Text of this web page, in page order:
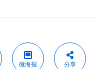
微海报 分享